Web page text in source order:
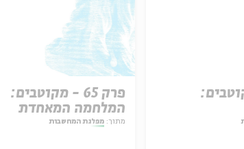
פרק 65 - מקוטבים:
המלחמה המאחדת
מתוך: מפלגת המחשבות
- מקוטבים: